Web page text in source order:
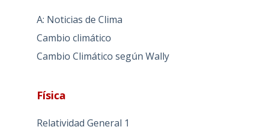
A: Noticias de Clima
Cambio climático
Cambio Climático según Wally
Física
Relatividad General 1